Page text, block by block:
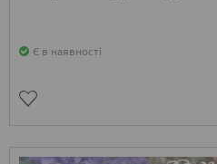
Є в наявності